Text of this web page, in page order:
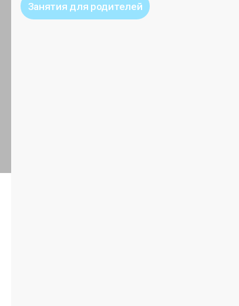
Занятия для родителей